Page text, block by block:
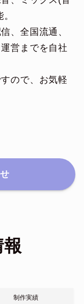
、全国流通、
営までを自社
ので、お気軽
制作実績